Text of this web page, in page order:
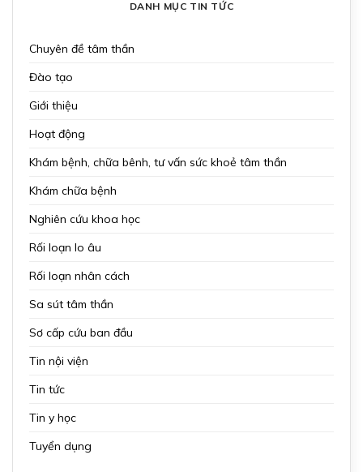
DANH MỤC TIN TỨC
Chuyên đề tâm thần
Đào tạo
Giới thiệu
Hoạt động
Khám bệnh, chữa bênh, tư vấn sức khoẻ tâm thần
Khám chữa bệnh
Nghiên cứu khoa học
Rối loạn lo âu
Rối loạn nhân cách
Sa sút tâm thần
Sơ cấp cứu ban đầu
Tin nội viện
Tin tức
Tin y học
Tuyển dụng